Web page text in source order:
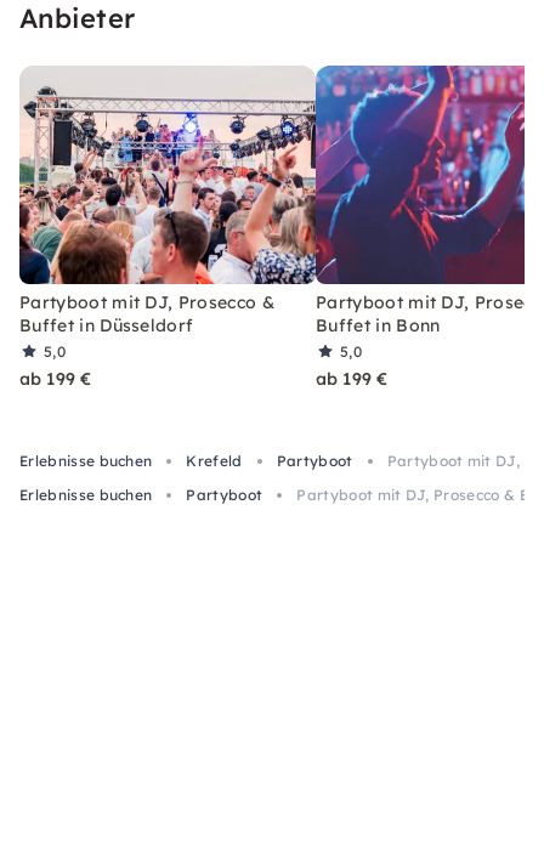
Anbieter
Partyboot mit DJ, Prosecco &
Buffet in Düsseldorf
5,0
ab 199 €
Partyboot mit DJ,
Buffet in Bonn
5,0
ab 199 €
Erlebnisse buchen Krefeld Partyboot
Partyboot mit DJ,
Erlebnisse buchen
Partyboot Partyboot mit DJ, Prosecco &